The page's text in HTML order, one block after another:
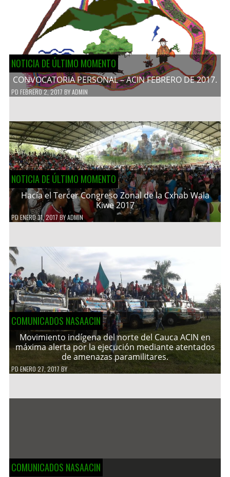
NOTICIA DE ÚLTIMO MOMENTO
CONVOCATORIA PERSONAL – ACIN FEBRERO DE 2017.
PD FEBRERO 2, 2017 BYADMIN
NOTICIA DE ÚLTIMO MOMENTO
Hacía el Tercer Congreso Zonal de la Cxhab Wala
Kiwe 2017
PDENERO 31, 2017 BYADMIN
COMUNICADOS NASAACIN
Movimiento indígena del norte del Cauca ACIN en
máxima alerta por la ejecución mediante atentados
de amenazas paramilitares.
PDENERO 27, 2017 BY
COMUNICADOS NASAACIN